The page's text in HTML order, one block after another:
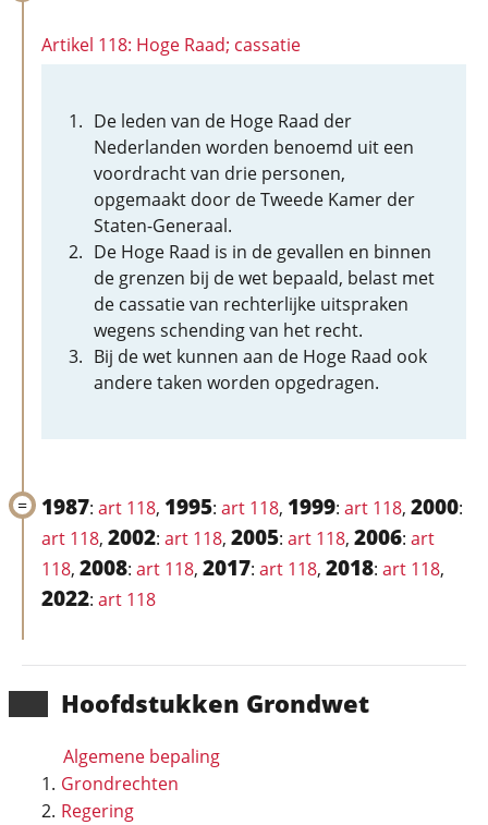
Hoofd­stukken Grondwet
Algemene bepaling
Grondrechten
Regering
Artikel 118: Hoge Raad; cassatie
De leden van de Hoge Raad der
Nederlanden worden benoemd uit een
voordracht van drie personen,
opgemaakt door de Tweede Kamer der
Staten-Generaal.
De Hoge Raad is in de gevallen en binnen
de grenzen bij de wet bepaald, belast met
de cassatie van rechterlijke uitspraken
wegens schending van het recht.
Bij de wet kunnen aan de Hoge Raad ook
andere taken worden opgedragen.
1987: art 118, 1995: art 118, 1999: art 118, 2000:
art 118, 2002: art 118, 2005: art 118, 2006: art
118, 2008: art 118, 2017: art 118, 2018: art 118,
2022: art 118